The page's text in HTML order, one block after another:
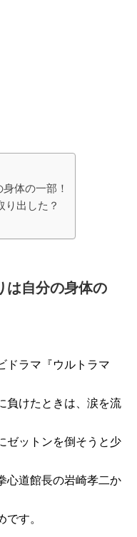
体の一部！
り出した？
は自分の身体の
ドラマ『ウルトラマ
負けたときは、涙を流
ゼットンを倒そうと少
心道館長の岩崎孝二か
す。